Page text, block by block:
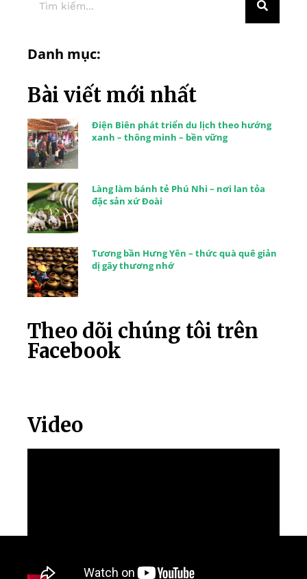
Danh mục:
Bài viết mới nhất
Điện Biên phát triển du lịch theo hướng
xanh – thông minh – bền vững
Làng làm bánh tẻ Phú Nhi – nơi lan tỏa
đặc sản xứ Đoài
Tương bần Hưng Yên – thức quà quê giản
dị gây thương nhớ
Theo dõi chúng tôi trên
Facebook
Video